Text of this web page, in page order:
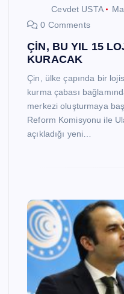
Cevdet USTA
0 Comments
ÇİN, BU YIL 15
KURACAK
Çin, ülke çapında bir
kurma çabası
merkezi oluşturmaya
Reform Komisyonu ile
açıkladığı yeni…